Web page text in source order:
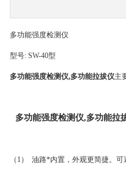
多功能强度检测仪
型号: SW-40型
多功能强度检测仪,多功能拉拔仪主
多功能强度检测仪,多功能拉
（ 1 ） 油路*内置，外观更简捷。